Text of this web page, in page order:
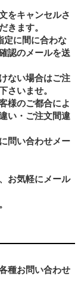
をキャンセルさ
きます。
定に間に合わな
認のメールを送
ない場合はご注
さいませ。
様のご都合によ
い・ご注文間違
問い合わせメー
お気軽にメール
種お問い合わせ